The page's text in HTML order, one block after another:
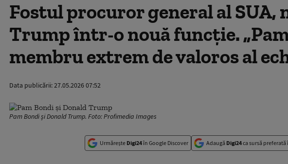
Fostul procuror general al SUA,
Trump într-o nouă funcție.
membru extrem de valoros al
Data publicării:27.05.2026 07:52
Pam Bondi și Donald Trump. Foto: Profimedia Images
Urmărește Digi24în Google Discover Adaugă Digi24ca sursă preferată